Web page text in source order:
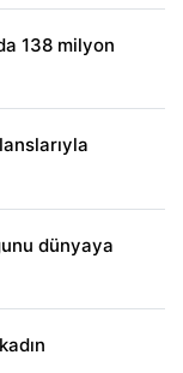
138 milyon
dünyaya